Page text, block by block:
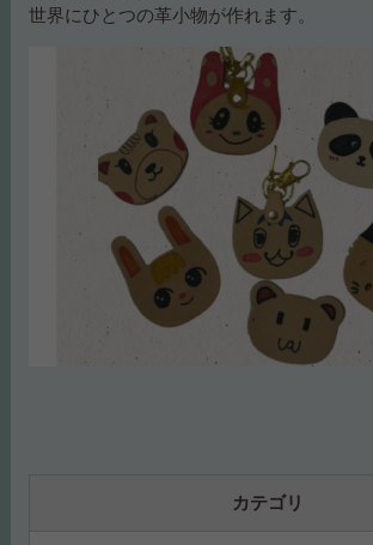
世界にひとつの革小物が作れます。
カテゴリ